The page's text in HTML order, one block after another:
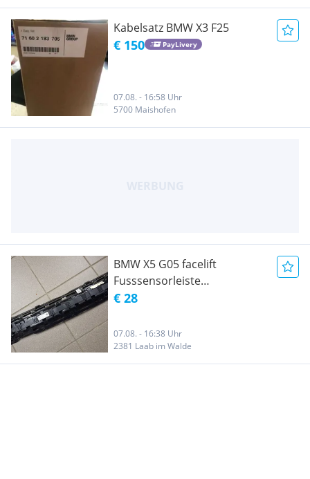
Kabelsatz BMW X3 F25
€ 150 PayLivery
07.08. - 16:58 Uhr
5700 Maishofen
BMW X5 G05 facelift
Fusssensorleiste
Kofferraumöffnung
€ 28
07.08. - 16:38 Uhr
2381 Laab im Walde